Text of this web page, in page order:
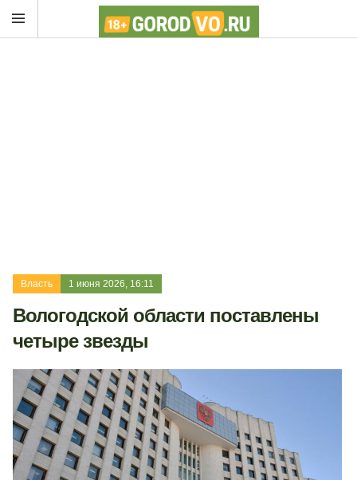
Власть 1 июня 2026, 16:11
Вологодской области поставлены
четыре звезды